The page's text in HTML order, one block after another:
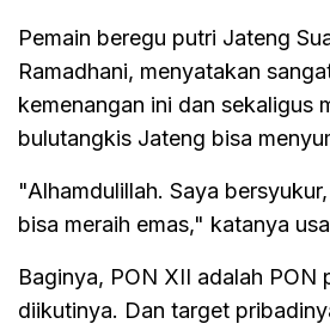
Pemain beregu putri Jateng
Ramadhani, menyatakan
kemenangan ini dan sekaligus
bulutangkis Jateng bisa
"Alhamdulillah. Saya
bisa meraih emas," katanya
Baginya, PON XII adalah PON
diikutinya. Dan target